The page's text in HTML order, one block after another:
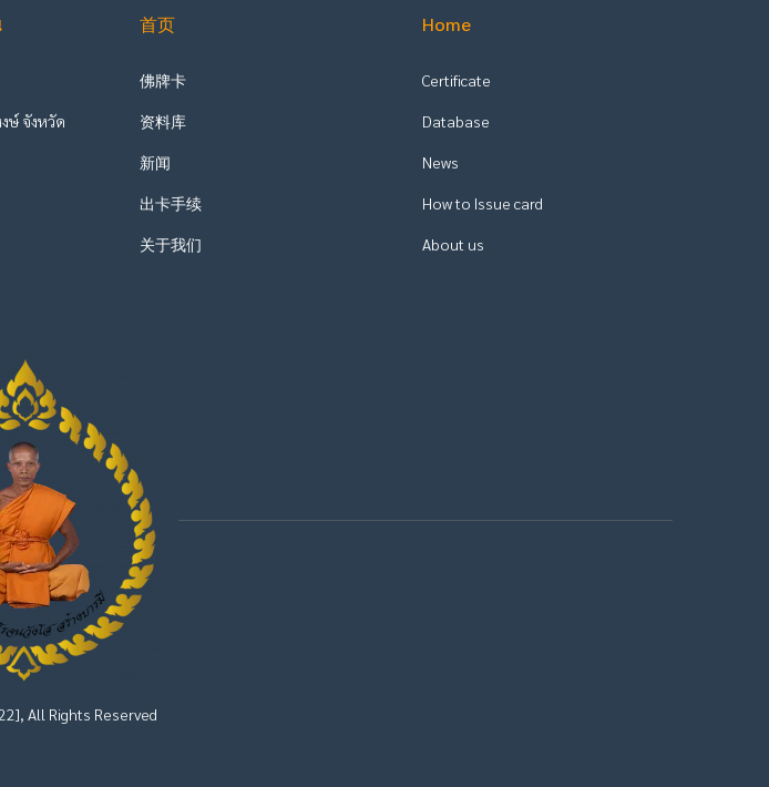
ษ์ จังหวัด
首页
佛牌卡
资料库
新闻
出卡手续
关于我们
Home
Certificate
Database
News
How to Issue card
About us
All Rights Reserved